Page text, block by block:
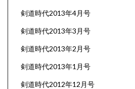
剣道時代2013年4月号
剣道時代2013年3月号
剣道時代2013年2月号
剣道時代2013年1月号
剣道時代2012年12月号